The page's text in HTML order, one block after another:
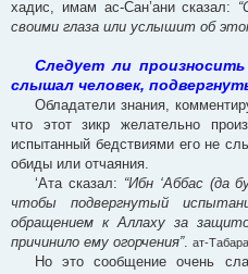
хадис, имам ас-Сан’ани сказал:
своими глаза или услышит об
Следует ли
слышал человек,
Обладатели знания,
что этот зикр желательно
испытанный бедствиями его не
обиды или отчаяния.
‘Ата сказал: “Ибн ‘Аббас (да
чтобы подвергнутый
обращением к Аллаху за
причинило ему огорчения”. ат-
Но это сообщение очень